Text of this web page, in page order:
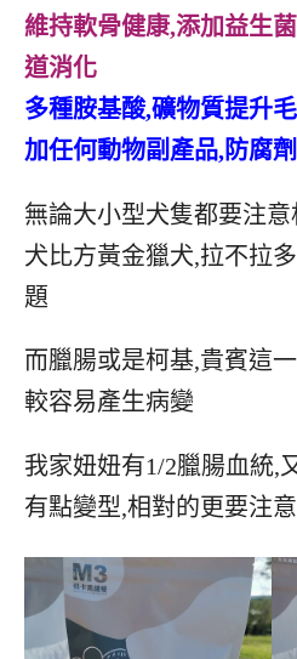
維持軟骨健康,添加益生
道消化
多種胺基酸,礦物質提升
加任何動物副產品,防腐
無論大小型犬隻都要注
犬比方黃金獵犬,拉不拉
題
而臘腸或是柯基,貴賓這
較容易產生病變
我家妞妞有1/2臘腸血統,
有點變型,相對的更要注